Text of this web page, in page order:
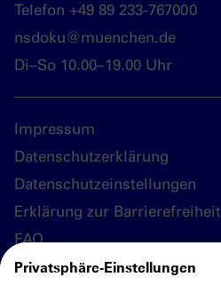
Telefon +49 89 233-767000
nsdoku@muenchen.de
Di–So 10.00–19.00 Uhr
Impressum
Datenschutzerklärung
Datenschutzeinstellungen
Erklärung zur Barrierefreiheit
FAQ